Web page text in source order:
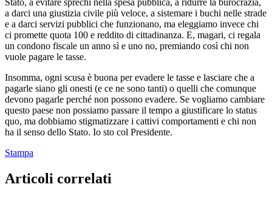
a darci una giustizia civile più veloce, a sistemare i buchi nelle strade
e a darci servizi pubblici che funzionano, ma eleggiamo invece chi
ci promette quota 100 e reddito di cittadinanza. E, magari, ci regala
un condono fiscale un anno sì e uno no, premiando così chi non
vuole pagare le tasse.
Insomma, ogni scusa è buona per evadere le tasse e lasciare che a
pagarle siano gli onesti (e ce ne sono tanti) o quelli che comunque
devono pagarle perché non possono evadere. Se vogliamo cambiare
questo paese non possiamo passare il tempo a giustificare lo status
quo, ma dobbiamo stigmatizzare i cattivi comportamenti e chi non
ha il senso dello Stato. Io sto col Presidente.
Stampa
Articoli correlati